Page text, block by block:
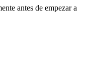
antes de empezar a